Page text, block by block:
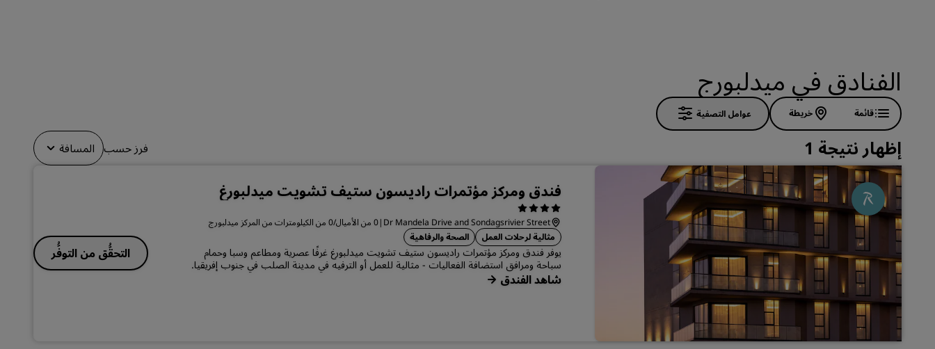
الفنادق في ميدلبورج
قائمة خريطة عوامل التصفية
إظهار نتيجة 1 فرز حسب المسافة
فندق ومركز مؤتمرات راديسون ستيف تشويت ميدلبورغ
Dr Mandela Drive and Sondagsrivier Street
|0 من الأميال/0 من الكيلومترات من المركز ميدلبورج
مثالية لرحلات العمل
الصحة والرفاهية
يوفر فندق ومركز مؤتمرات راديسون ستيف تشويت ميدلبورغ غرفًا عصرية ومطاعم وسبا وحمام
سباحة ومرافق استضافة الفعاليات - مثالية للعمل أو الترفيه في مدينة الصلب في جنوب إفريقيا.
شاهد الفندق
التحقُّق من التوفُّر